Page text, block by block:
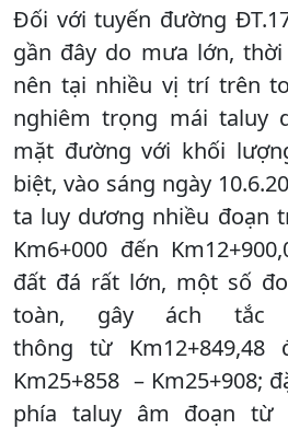
Đối với tuyến đường
gần đây do mưa lớn,
nên tại nhiều vị trí trên
nghiêm trọng mái taluy
mặt đường với khối
biệt, vào sáng ngày
ta luy dương nhiều đoạn
Km6+000 đến
đất đá rất lớn, một số
toàn, gây ách tắc
thông từ Km12+849,48
Km25+858 – Km25+908;
phía taluy âm đoạn từ